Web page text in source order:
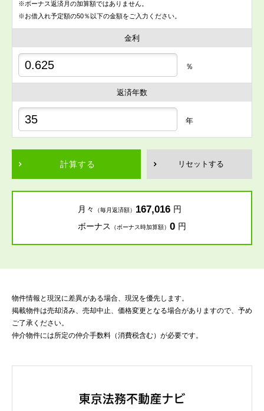
※ボーナス返済月の加算額ではありません。
※お借入れ予定額の50％以下の金額をご入力ください。
金利
％
返済年数
年
計算する リセットする
月々 （毎月返済額） 167,016 円
ボーナス
（ボーナス時加算額） 0 円
物件情報と現況に差異がある場合、現況を優先します。
掲載物件は売却済み、売却中止、価格変更となる場合がありますので、予め
ご了承ください。
仲介物件には所定の仲介手数料（消費税含む）が必要です。